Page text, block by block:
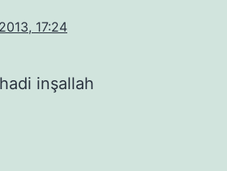
17:24
hadi inşallah